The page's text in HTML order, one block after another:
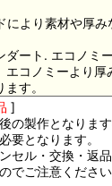
により素材や厚み
ダート. エコノミ
エコノミーより
す。
]
の製作となりま
要となります。
セル・交換・返
でご注意ください